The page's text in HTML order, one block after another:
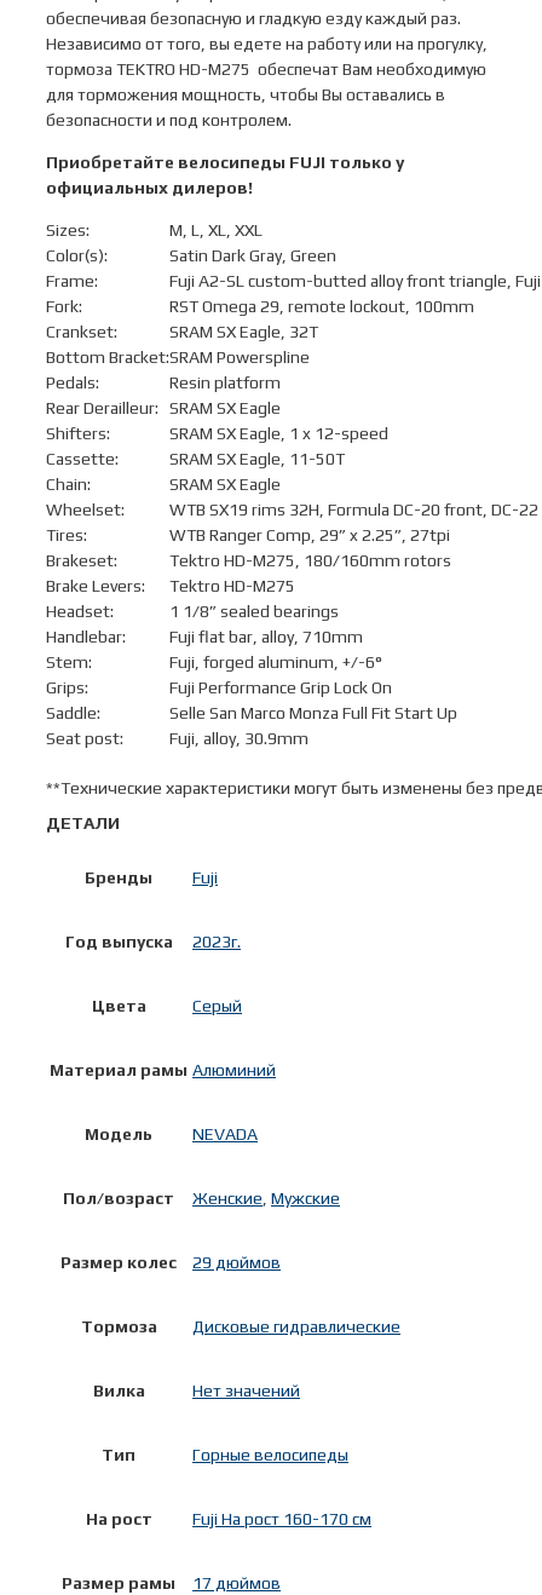
обеспечивая безопасную и гладкую езду каждый раз.
Независимо от того, вы едете на работу или на прогулку,
тормоза TEKTRO HD-M275 обеспечат Вам необходимую
для торможения мощность, чтобы Вы оставались в
безопасности и под контролем.
Приобретайте велосипеды FUJI только у
официальных дилеров!
Sizes:
M, L, XL, XXL
Color(s):
Satin Dark Gray, Green
Frame:
Fuji A2-SL custom-butted alloy front triangle,
Fork:
RST Omega 29, remote lockout, 100mm
Crankset:
SRAM SX Eagle, 32T
Bottom Bracket:SRAM Powerspline
Pedals:
Resin platform
Rear Derailleur:
SRAM SX Eagle
Shifters:
SRAM SX Eagle, 1 x 12-speed
Cassette:
SRAM SX Eagle, 11-50T
Chain:
SRAM SX Eagle
Wheelset:
WTB SX19 rims 32H, Formula DC-20 front, DC-
Tires:
WTB Ranger Comp, 29” x 2.25”, 27tpi
Brakeset:
Tektro HD-M275, 180/160mm rotors
Brake Levers:
Tektro HD-M275
Headset:
1 1/8” sealed bearings
Handlebar:
Fuji flat bar, alloy, 710mm
Stem:
Fuji, forged aluminum, +/-6°
Grips:
Fuji Performance Grip Lock On
Saddle:
Selle San Marco Monza Full Fit Start Up
Seat post:
Fuji, alloy, 30.9mm
**Технические характеристики могут быть изменены без
ДЕТАЛИ
Бренды Fuji
Год выпуска 2023г.
Цвета Серый
Материал рамы Алюминий
Модель NEVADA
Пол/возраст Женские, Мужские
Размер колес 29 дюймов
Тормоза Дисковые гидравлические
Вилка Нет значений
Тип Горные велосипеды
На рост Fuji На рост 160-170 см
Размер рамы 17 дюймов